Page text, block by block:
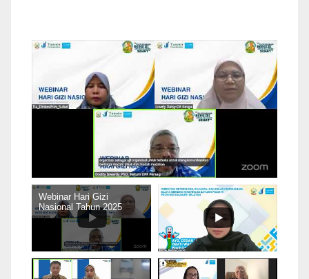
Webinar Hari Gizi
Nasional Tahun 2025